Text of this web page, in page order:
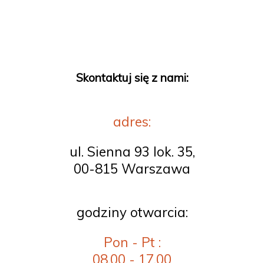
Skontaktuj się z nami:
adres:
ul. Sienna 93 lok. 35,
00-815 Warszawa
godziny otwarcia:
Pon - Pt :
08.00 - 17.00